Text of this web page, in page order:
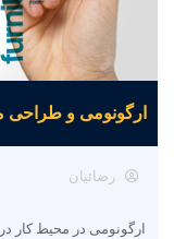
ارگونومی و طراحی
رضائیان
ارگونومی در محیط کار در